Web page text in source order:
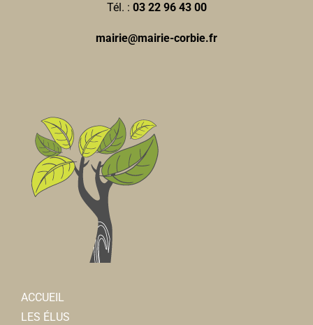
Tél. : 03 22 96 43 00
mairie@mairie-corbie.fr
ACCUEIL
LES ÉLUS